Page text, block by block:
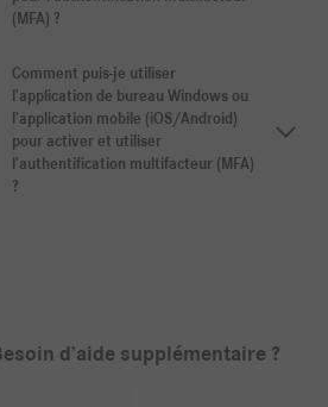
(MFA) ?
Comment puis-je utiliser
l’application de bureau Windows ou
l’application mobile (iOS/Android)
pour activer et utiliser
l’authentification multifacteur (MFA)
?
d’aide supplémentaire ?